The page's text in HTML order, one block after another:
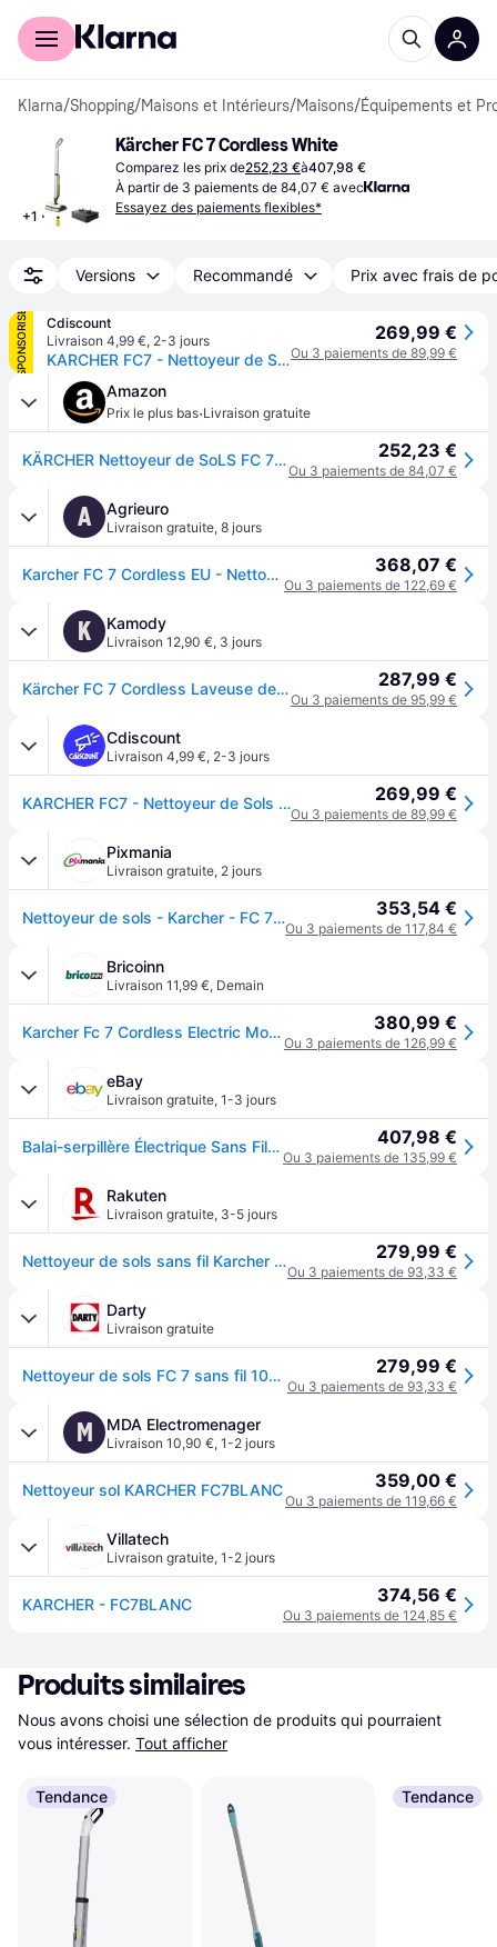
Acheter avec Klarna
Klarna/Shopping/Maisons et Intérieurs/Maisons/Équipements et
+1
Kärcher FC 7 Cordless White
Comparez les prix de252,23 €à407,98 €
À partir de 3 paiements de 84,07 € avec
Essayez des paiements flexibles*
Versions Recommandé Prix avec frais de
SPONSORISÉ
Cdiscount
Livraison 4,99 €, 2-3 jours
KARCHER FC7 - Nettoyeur de Sols sans fil 2 en 1 - 3 modes de Nettoyage - Auto-Nettoyage Des Rouleaux - Blanc
269,99 €
Ou 3 paiements de 89,99 €
Amazon
Prix le plus bas·Livraison gratuite
KÄRCHER Nettoyeur de SoLS FC 7 Cordless, avec 4 Rouleaux Microfibres Contrarotatifs, Durée d'Utilisation de la Batterie : env, 45 Min, Rendement de Surface par Charge de Batterie : env, 175 M² 252,23 €
Ou 3 paiements de 84,07 €
A Agrieuro
Livraison gratuite, 8 jours
Karcher FC 7 Cordless EU - Nettoyeur de sols à batterie - 3 en 1 : lave, sèche et aspire 368,07 €
Ou 3 paiements de 122,69 €
K Kamody
Livraison 12,90 €, 3 jours
Kärcher FC 7 Cordless Laveuse de sol (25V/1x2,85Ah/300mm) 1.055-701.0 287,99 €
Ou 3 paiements de 95,99 €
Cdiscount
Livraison 4,99 €, 2-3 jours
KARCHER FC7 - Nettoyeur de Sols sans fil 2 en 1 - 3 modes de Nettoyage - Auto-Nettoyage Des Rouleaux - Blanc 269,99 €
Ou 3 paiements de 89,99 €
Pixmania
Livraison gratuite, 2 jours
Nettoyeur de sols - Karcher - FC 7 sans fil (blanc) - Neuf - Blanc 353,54 €
Ou 3 paiements de 117,84 €
Bricoinn
Livraison 11,99 €, Demain
Karcher Fc 7 Cordless Electric Mop Clair One Size / EU Plug 220V 380,99 €
Ou 3 paiements de 126,99 €
eBay
Livraison gratuite, 1-3 jours
Balai-serpillère Électrique Sans Fil Karcher 7 - 1.055-701.0 407,98 €
Ou 3 paiements de 135,99 €
Rakuten
Livraison gratuite, 3-5 jours
Nettoyeur de sols sans fil Karcher FC 7 Cordless- aspire- lave et sèche - 4 rouleaux - Autonomie 45 min- 500 tr/min 279,99 €
Ou 3 paiements de 93,33 €
Darty
Livraison gratuite
Nettoyeur de sols FC 7 sans fil 10557010 279,99 €
Ou 3 paiements de 93,33 €
M MDA Electromenager
Livraison 10,90 €, 1-2 jours
Nettoyeur sol KARCHER FC7BLANC 359,00 €
Ou 3 paiements de 119,66 €
Villatech
Livraison gratuite, 1-2 jours
KARCHER - FC7BLANC 374,56 €
Ou 3 paiements de 124,85 €
Produits similaires
Nous avons choisi une sélection de produits qui pourraient
vous intéresser. Tout afficher
Tendance Tendance